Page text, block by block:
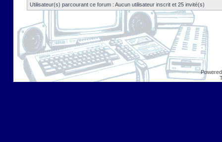
Utilisateur(s) parcourant ce forum : Aucun utilisateur inscrit et 25 invité(s)